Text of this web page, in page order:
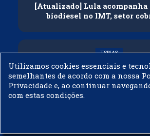
[Atualizado] Lula acompanha
biodiesel no IMT, setor
USINAS
Governo adia reunião sobre
etanol na gasolina
Utilizamos cookies essenciais e
semelhantes de acordo com a nossa
Privacidade e, ao continuar
com estas condições.